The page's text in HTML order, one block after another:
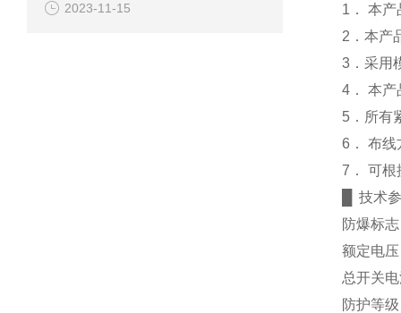
2023-11-15
1． 本
2．本产
3．采用
4． 本产
5．所有
6． 布线
7． 可根
█ 技术
防爆标
额定电
总开关
防护等